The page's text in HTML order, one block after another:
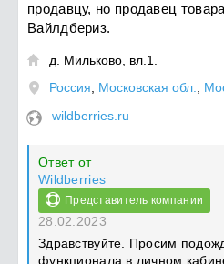
продавцу, но продавец
Вайлдбериз.

д. Мильково, вл.1.
Россия
Московская обл.
wildberries.ru
Ответ от
Wildberries
Представитель компании
28.02.2023
Здравствуйте. Просим
функционала в личном